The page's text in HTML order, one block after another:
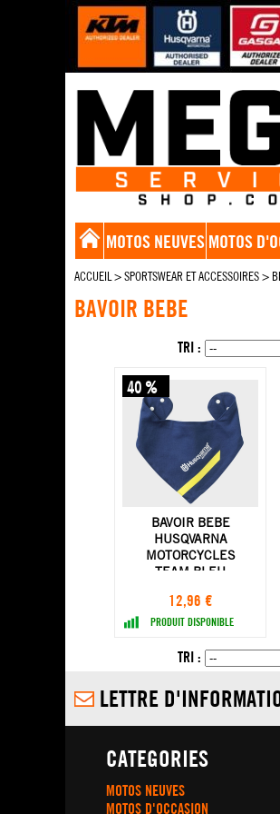
MOTOS NEUVES MOTOS
ACCUEIL>SPORTSWEAR ET ACCESSOIRES>
BAVOIR BEBE
TRI :
40 %
BAVOIR BEBE
HUSQVARNA
MOTORCYCLES
TEAM BLEU
12,96 €
PRODUIT DISPONIBLE
TRI :
LETTRE
CATEGORIES
MOTOS NEUVES
MOTOS D'OCCASION